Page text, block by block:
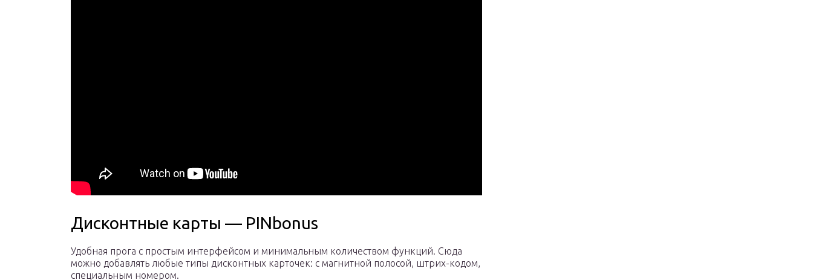
Дисконтные карты — PINbonus
Удобная прога с простым интерфейсом и минимальным количеством функций. Сюда
можно добавлять любые типы дисконтных карточек: с магнитной полосой, штрих-кодом,
специальным номером.